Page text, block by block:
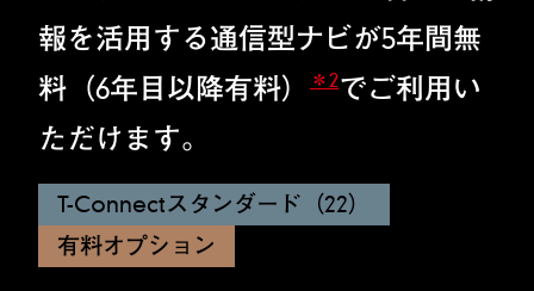
報を活用する通信型ナビが5年間無
料（6年目以降有料）
＊2でご利用い
ただけます。
T-Connectスタンダード（22）
有料オプション